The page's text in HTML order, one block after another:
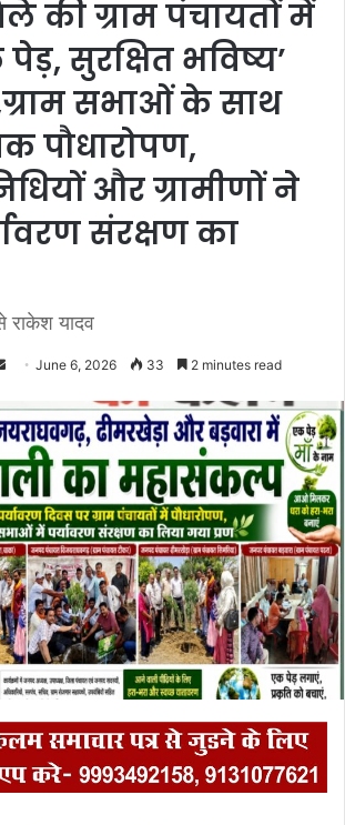
की ग्राम पंचायतों में
सुरक्षित भविष्य’
सभाओं के साथ
पौधारोपण,
और ग्रामीणों ने
संरक्षण का
यादव
n
d
a
n
e
m
a
i
l
June 6, 2026 33 2 minutes read